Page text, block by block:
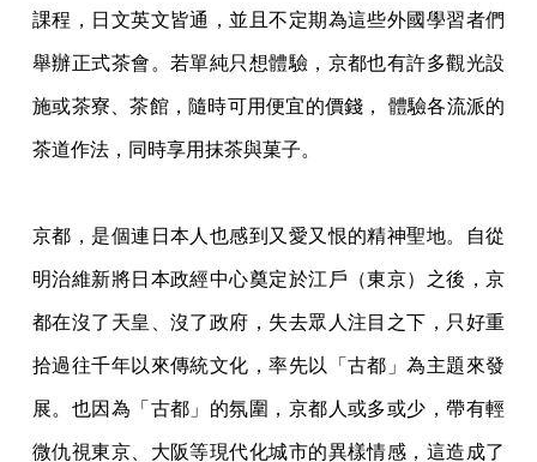
課程，日文英文皆通，並且不定期為這些外國學習者們
舉辦正式茶會。 若單純只想體驗，京都也有許多觀光設
施或茶寮、茶館，隨時可用便宜的價錢， 體驗各流派的
茶道作法，同時享用抹茶與菓子。
京都，是個連日本人也感到又愛又恨的精神聖地。自從
明治維新將日本政經中心奠定於江戶 （東京）之後，京
都在沒了天皇、沒了政府，失去眾人注目之下，只好重
拾過往千年以來傳統文化，率先以「古都」為主題來發
展。也因為「古都」的氛圍，京都人或多或少，帶有輕
微仇視東京、大阪等現代化城市的異樣情感，這造成了